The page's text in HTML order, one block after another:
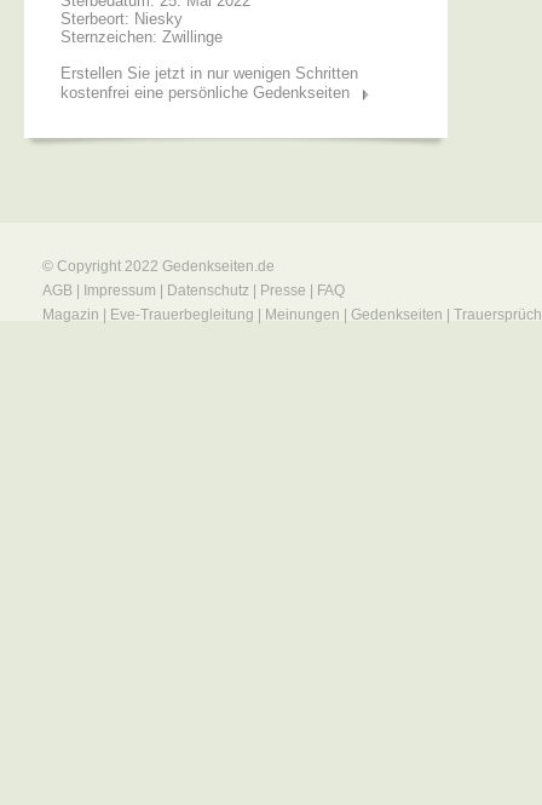
Sterbeort: Niesky
Sternzeichen: Zwillinge
Erstellen Sie jetzt in nur wenigen Schritten
kostenfrei eine persönliche Gedenkseiten
© Copyright 2022 Gedenkseiten.de
AGB
Impressum Datenschutz Presse
FAQ
Magazin
Eve-Trauerbegleitung Meinungen Gedenkseiten